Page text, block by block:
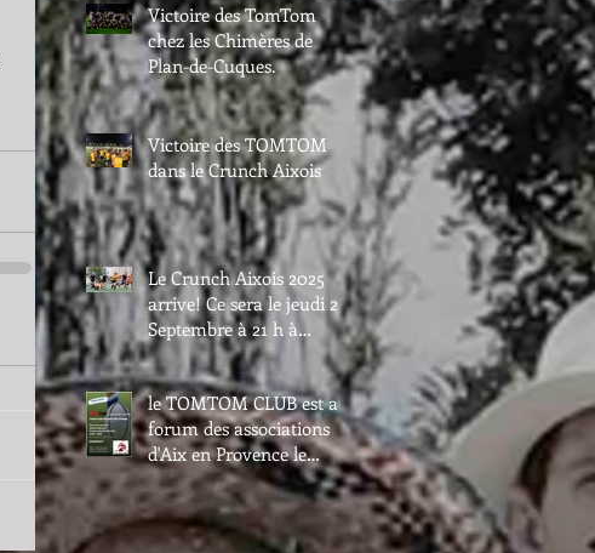
Victoire des TomTom
chez les Chimères de
Plan-de-Cuques.
Victoire des TOMTOM
dans le Crunch Aixois
Le Crunch Aixois 2025
arrive! Ce sera le jeudi 25
Septembre à 21 h à
Maurice David.
le TOMTOM CLUB est au
forum des associations
d'Aix en Provence le
samedi 6 septembre.
Passez nous voir au val
de l'arc.